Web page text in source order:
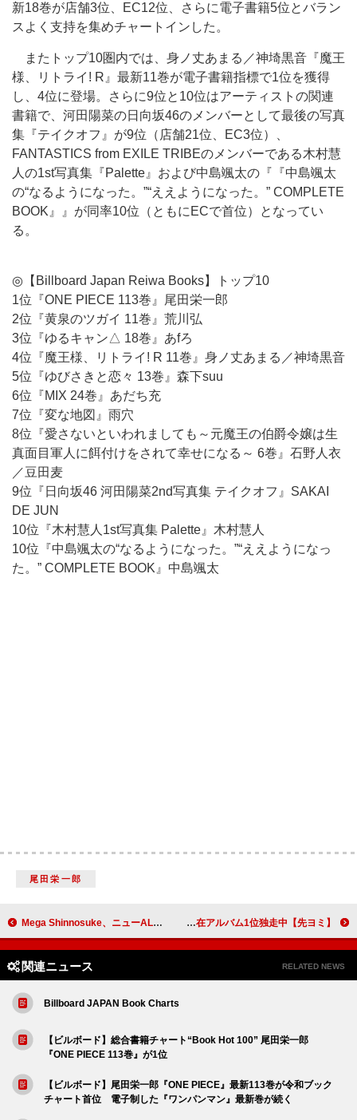
新18巻が店舗3位、EC12位、さらに電子書籍5位とバラン
スよく支持を集めチャートインした。
またトップ10圏内では、身ノ丈あまる／神埼黒音『魔王
様、リトライ! R』最新11巻が電子書籍指標で1位を獲得
し、4位に登場。さらに9位と10位はアーティストの関連
書籍で、河田陽菜の日向坂46のメンバーとして最後の写真
集『テイクオフ』が9位（店舗21位、EC3位）、
FANTASTICS from EXILE TRIBEのメンバーである木村慧
人の1st写真集『Palette』および中島颯太の『『中島颯太
の“なるようになった。”“ええようになった。” COMPLETE
BOOK』』が同率10位（ともにECで首位）となってい
る。
◎【Billboard Japan Reiwa Books】トップ10
1位『ONE PIECE 113巻』尾田栄一郎
2位『黄泉のツガイ 11巻』荒川弘
3位『ゆるキャン△ 18巻』あfろ
4位『魔王様、リトライ! R 11巻』身ノ丈あまる／神埼黒音
5位『ゆびさきと恋々 13巻』森下suu
6位『MIX 24巻』あだち充
7位『変な地図』雨穴
8位『愛さないといわれましても～元魔王の伯爵令嬢は生
真面目軍人に餌付けをされて幸せになる～ 6巻』石野人衣
／豆田麦
9位『日向坂46 河田陽菜2nd写真集 テイクオフ』SAKAI
DE JUN
10位『木村慧人1st写真集 Palette』木村慧人
10位『中島颯太の“なるようになった。”“ええようになっ
た。” COMPLETE BOOK』中島颯太
尾田栄一郎
Mega Shinnosuke、ニューAL『天使様』トレーラー映像公開＆恒例の“MEGAジャケ”販売決定 【先ヨミ】NiziU『New Emotion』19.2万枚で現在アルバム1位独走中
関連ニュース RELATED NEWS
Billboard JAPAN Book Charts
【ビルボード】総合書籍チャート“Book Hot 100” 尾田栄一郎
『ONE PIECE 113巻』が1位
【ビルボード】尾田栄一郎『ONE PIECE』最新113巻が令和ブック
チャート首位 電子制した『ワンパンマン』最新巻が続く